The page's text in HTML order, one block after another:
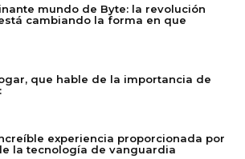
mundo de Byte: la revolución
cambiando la forma en que
que hable de la importancia de
experiencia proporcionada por
la tecnología de vanguardia